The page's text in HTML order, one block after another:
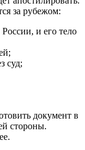
за рубежом:
и его тело
суд;
документ в
стороны.